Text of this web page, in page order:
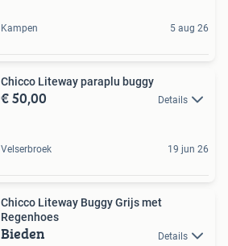
Kampen 5 aug 26
Chicco Liteway paraplu buggy
€ 50,00 Details
Velserbroek 19 jun 26
Chicco Liteway Buggy Grijs met
Regenhoes
Bieden Details